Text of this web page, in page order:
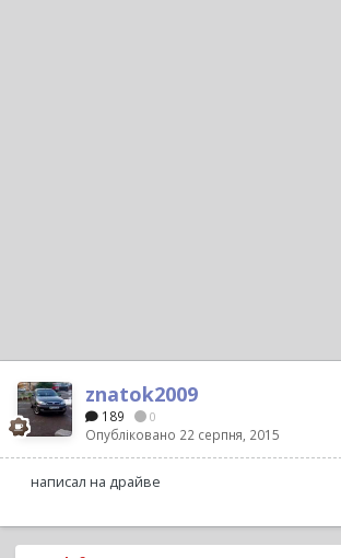
znatok2009
189 0
Опубліковано 22 серпня, 2015
написал на драйве